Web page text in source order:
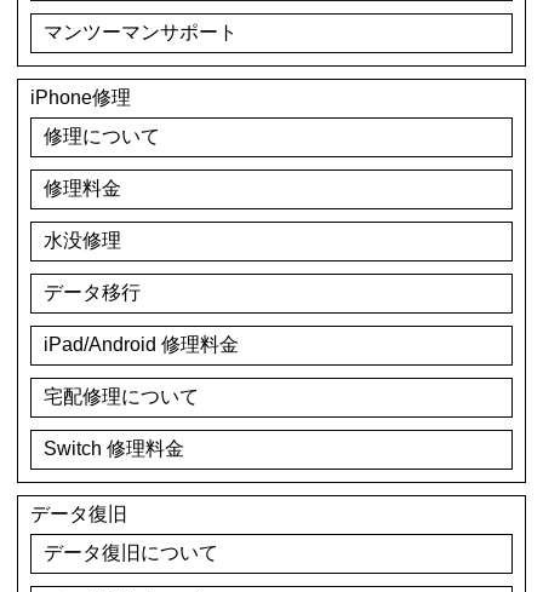
マンツーマンサポート
iPhone修理
修理について
修理料金
水没修理
データ移行
iPad/Android 修理料金
宅配修理について
Switch 修理料金
データ復旧
データ復旧について